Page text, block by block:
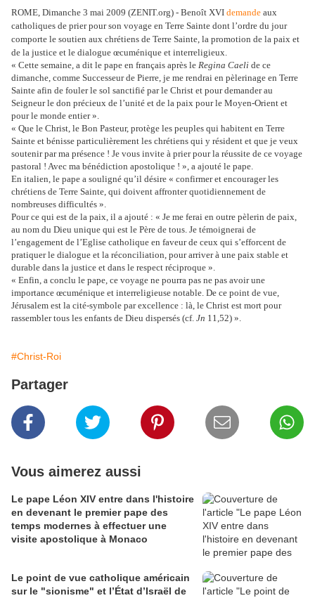
ROME, Dimanche 3 mai 2009 (ZENIT.org) - Benoît XVI demande aux
catholiques de prier pour son voyage en Terre Sainte dont l’ordre du jour
comporte le soutien aux chrétiens de Terre Sainte, la promotion de la paix et
de la justice et le dialogue œcuménique et interreligieux.
« Cette semaine, a dit le pape en français après le Regina Caeli de ce
dimanche, comme Successeur de Pierre, je me rendrai en pèlerinage en Terre
Sainte afin de fouler le sol sanctifié par le Christ et pour demander au
Seigneur le don précieux de l’unité et de la paix pour le Moyen-Orient et
pour le monde entier ».
« Que le Christ, le Bon Pasteur, protège les peuples qui habitent en Terre
Sainte et bénisse particulièrement les chrétiens qui y résident et que je veux
soutenir par ma présence ! Je vous invite à prier pour la réussite de ce voyage
pastoral ! Avec ma bénédiction apostolique ! », a ajouté le pape.
En italien, le pape a souligné qu’il désire « confirmer et encourager les
chrétiens de Terre Sainte, qui doivent affronter quotidiennement de
nombreuses difficultés ».
Pour ce qui est de la paix, il a ajouté : « Je me ferai en outre pèlerin de paix,
au nom du Dieu unique qui est le Père de tous. Je témoignerai de
l’engagement de l’Eglise catholique en faveur de ceux qui s’efforcent de
pratiquer le dialogue et la réconciliation, pour arriver à une paix stable et
durable dans la justice et dans le respect réciproque ».
« Enfin, a conclu le pape, ce voyage ne pourra pas ne pas avoir une
importance œcuménique et interreligieuse notable. De ce point de vue,
Jérusalem est la cité-symbole par excellence : là, le Christ est mort pour
rassembler tous les enfants de Dieu dispersés (cf. Jn 11,52) ».
#Christ-Roi
Partager
Vous aimerez aussi
Le pape Léon XIV entre dans l'histoire
en devenant le premier pape des
temps modernes à effectuer une
visite apostolique à Monaco
Le point de vue catholique américain
sur le "sionisme" et l’État d’Israël de